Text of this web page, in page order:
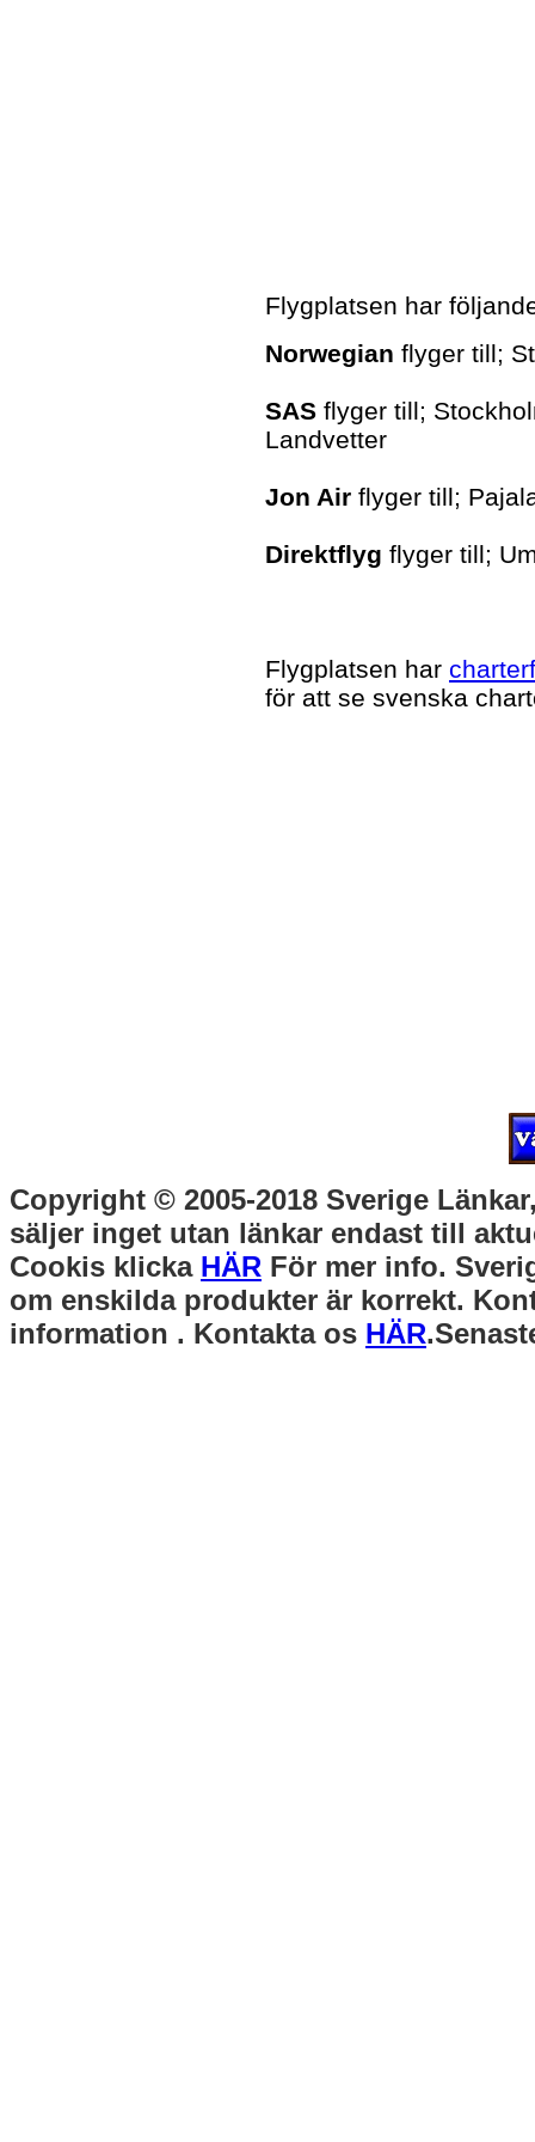
Flygplatsen har
Norwegian flyger till;
SAS flyger till;
Landvetter
Jon Air flyger till;
Direktflyg flyger till;
Flygplatsen har
för att se svenska
Copyright © 2005-2018 Sverige
säljer inget utan länkar endast till
Cookis klicka HÄR För mer info.
om enskilda produkter är korrekt.
information . Kontakta os HÄR